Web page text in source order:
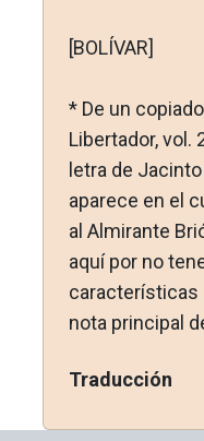
[BOLÍVAR]
* De un
Libertador, vol.
letra de
aparece en el
al Almirante
aquí por no
características
nota principal
Traducción